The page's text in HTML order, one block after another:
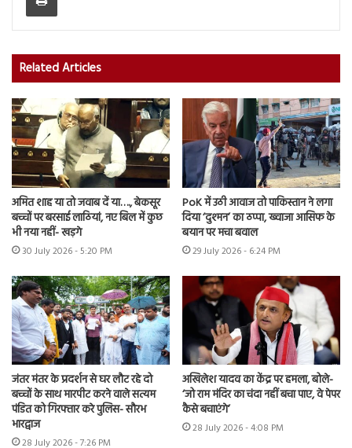
Related Articles
अमित शाह या तो जवाब दें या…., बेकसूर
बच्चों पर बरसाई लाठियां, नए बिल में कुछ
भी नया नहीं- खड़गे
30 July 2026 - 5:20 PM
PoK में उठी आवाज तो पाकिस्तान ने लगा
दिया ‘दुश्मन’ का ठप्पा, ख्वाजा आसिफ के
बयान पर मचा बवाल
29 July 2026 - 6:24 PM
जंतर मंतर के प्रदर्शन से घर लौट रहे दो
बच्चों के साथ मारपीट करने वाले सत्यम
पंडित को गिरफ्तार करे पुलिस- सौरभ
भारद्वाज
28 July 2026 - 7:26 PM
अखिलेश यादव का केंद्र पर हमला, बोले-
‘जो राम मंदिर का चंदा नहीं बचा पाए, वे पेपर
कैसे बचाएंगे’
28 July 2026 - 4:08 PM